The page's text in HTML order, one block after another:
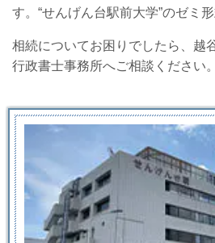
す。“せんげん台駅前大学”のゼミ形
相続についてお困りでしたら、越
行政書士事務所へご相談ください。